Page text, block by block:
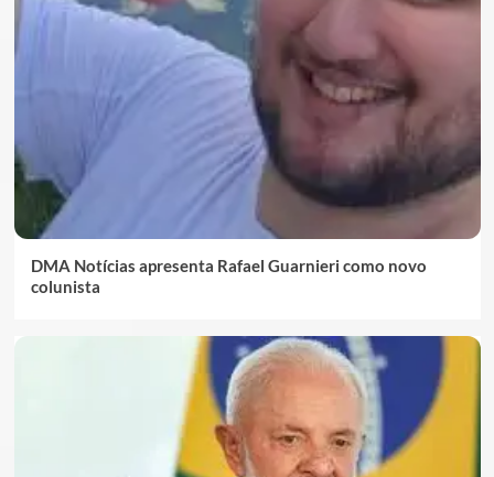
DMA Notícias apresenta Rafael Guarnieri como novo
colunista